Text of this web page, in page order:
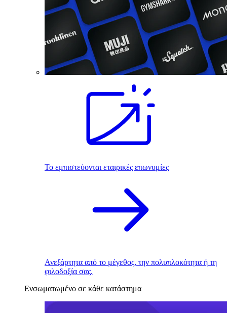
Το εμπιστεύονται εταιρικές επωνυμίες
Ανεξάρτητα από το μέγεθος, την πολυπλοκότητα ή τη
φιλοδοξία σας.
Ενσωματωμένο σε κάθε κατάστημα